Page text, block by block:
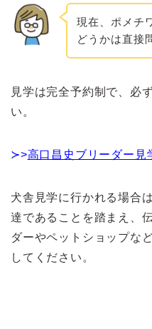
現在、ポメチ
どうかは直接
見学は完全予約制で、必
い。
≻>高口昌史ブリーダー見
犬舎見学に行かれる場合
達であることを踏まえ、
ダーやペットショップな
してください。